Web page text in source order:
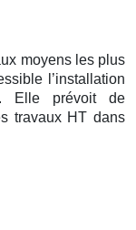
moyens les plus
l’installation
Elle prévoit de
travaux HT dans